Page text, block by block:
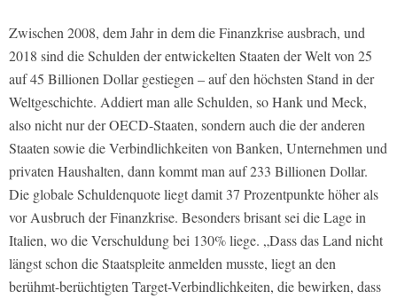
Zwischen 2008, dem Jahr in dem die Finanzkrise ausbrach, und
2018 sind die Schulden der entwickelten Staaten der Welt von 25
auf 45 Billionen Dollar gestiegen – auf den höchsten Stand in der
Weltgeschichte. Addiert man alle Schulden, so Hank und Meck,
also nicht nur der OECD-Staaten, sondern auch die der anderen
Staaten sowie die Verbindlichkeiten von Banken, Unternehmen und
privaten Haushalten, dann kommt man auf 233 Billionen Dollar.
Die globale Schuldenquote liegt damit 37 Prozentpunkte höher als
vor Ausbruch der Finanzkrise. Besonders brisant sei die Lage in
Italien, wo die Verschuldung bei 130% liege. „Dass das Land nicht
längst schon die Staatspleite anmelden musste, liegt an den
berühmt-berüchtigten Target-Verbindlichkeiten, die bewirken, dass